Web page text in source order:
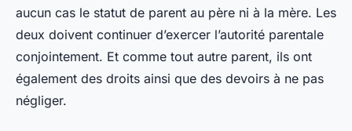
aucun cas le statut de parent au père ni à la mère. Les
deux doivent continuer d’exercer l’autorité parentale
conjointement. Et comme tout autre parent, ils ont
également des droits ainsi que des devoirs à ne pas
négliger.